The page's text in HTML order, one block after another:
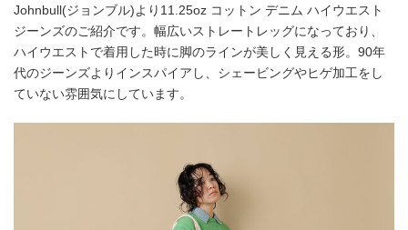
Johnbull(ジョンブル)より11.25oz コットン デニム ハイウエスト
ジーンズのご紹介です。幅広いストレートレッグになっており、
ハイウエストで着用した時に脚のラインが美しく見える形。90年
代のジーンズよりインスパイアし、シェービングやヒゲ加工をし
ていない雰囲気にしています。